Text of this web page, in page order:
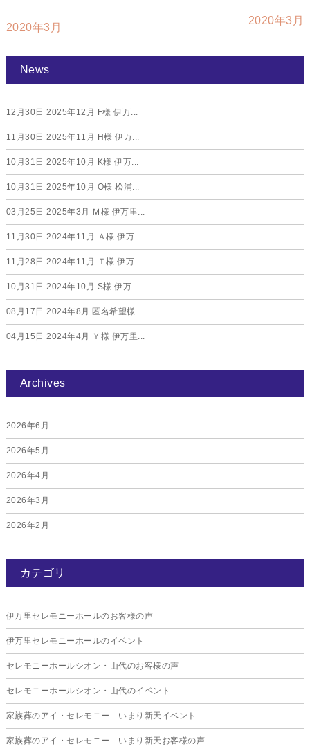
2020年3月
2020年3月
News
12月30日 2025年12月 F様 伊万...
11月30日 2025年11月 H様 伊万...
10月31日 2025年10月 K様 伊万...
10月31日 2025年10月 O様 松浦...
03月25日 2025年3月 Ｍ様 伊万里...
11月30日 2024年11月 Ａ様 伊万...
11月28日 2024年11月 Ｔ様 伊万...
10月31日 2024年10月 S様 伊万...
08月17日 2024年8月 匿名希望様 ...
04月15日 2024年4月 Ｙ様 伊万里...
Archives
2026年6月
2026年5月
2026年4月
2026年3月
2026年2月
2025年12月
カテゴリ
伊万里セレモニーホールのお客様の声
伊万里セレモニーホールのイベント
セレモニーホールシオン・山代のお客様の声
セレモニーホールシオン・山代のイベント
家族葬のアイ・セレモニー いまり新天イベント
家族葬のアイ・セレモニー いまり新天お客様の声